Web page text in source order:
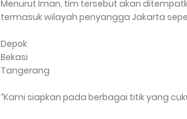
Menurut Iman, tim tersebut akan
termasuk wilayah penyangga Jakarta
Depok
Bekasi
Tangerang
“Kami siapkan pada berbagai titik yang